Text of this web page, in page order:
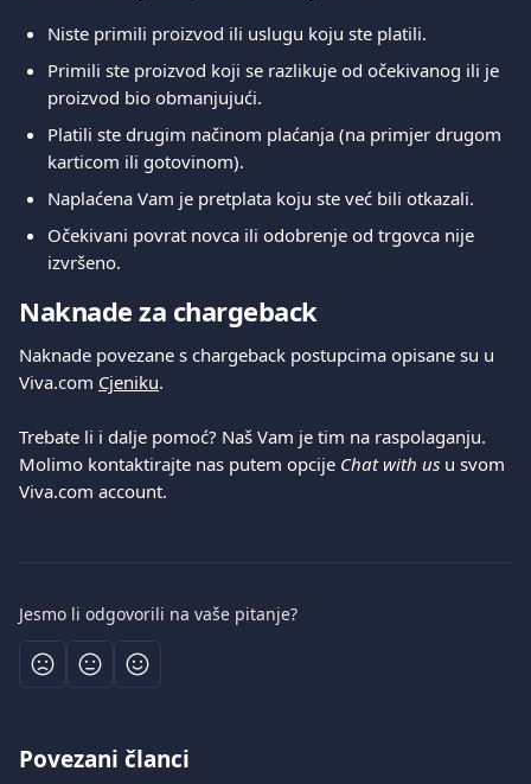
Niste primili proizvod ili uslugu koju ste platili.
Primili ste proizvod koji se razlikuje od očekivanog ili je
proizvod bio obmanjujući.
Platili ste drugim načinom plaćanja (na primjer drugom
karticom ili gotovinom).
Naplaćena Vam je pretplata koju ste već bili otkazali.
Očekivani povrat novca ili odobrenje od trgovca nije
izvršeno.
Naknade za chargeback
Naknade povezane s chargeback postupcima opisane su u
Viva.com Cjeniku.
Trebate li i dalje pomoć? Naš Vam je tim na raspolaganju.
Molimo kontaktirajte nas putem opcije Chat with us u svom
Viva.com account.
Jesmo li odgovorili na vaše pitanje?
Povezani članci